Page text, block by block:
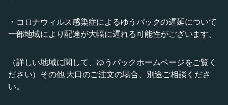
・コロナウィルス感染症によるゆうパックの遅延について
一部地域により配達が大幅に遅れる可能性がございます。
（詳しい地域に関して、ゆうパックホームページをご覧く
ださい）その他 大口のご注文の場合、別途ご相談くださ
い。